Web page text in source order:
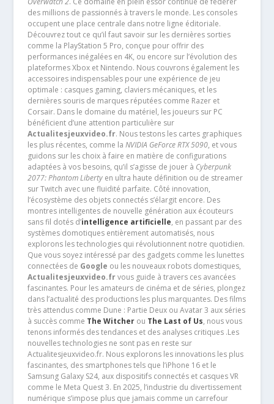
des millions de passionnés à travers le monde. Les consoles
occupent une place centrale dans notre ligne éditoriale.
Découvrez tout ce qu’il faut savoir sur les dernières sorties
comme la PlayStation 5 Pro, conçue pour offrir des
performances inégalées en 4K, ou encore sur l’évolution des
plateformes Xbox et Nintendo. Nous couvrons également les
accessoires indispensables pour une expérience de jeu
optimale : casques gaming, claviers mécaniques, et les
dernières souris de marques réputées comme Razer et
Corsair. Dans le domaine du matériel, les joueurs sur PC
bénéficient d’une attention particulière sur
Actualitesjeuxvideo.fr. Nous testons les cartes graphiques
les plus récentes, comme la NVIDIA GeForce RTX 5090, et vous
guidons sur les choix à faire en matière de configurations
adaptées à vos besoins, qu’il s’agisse de jouer à Cyberpunk
2077: Phantom Libertyen ultra haute définition ou de streamer
sur Twitch avec une fluidité parfaite. Côté innovation,
l’écosystème des objets connectés s’élargit encore. Des
montres intelligentes de nouvelle génération aux écouteurs
sans fil dotés d’intelligence artificielle, en passant par des
systèmes domotiques entièrement automatisés, nous
explorons les technologies qui révolutionnent notre quotidien.
Que vous soyez intéressé par des gadgets comme les lunettes
connectées de Google ou les nouveaux robots domestiques,
Actualitesjeuxvideo.frvous guide à travers ces avancées
fascinantes. Pour les amateurs de cinéma et de séries, plongez
dans l’actualité des productions les plus marquantes. Des films
très attendus comme Dune : Partie Deux ou Avatar 3 aux séries
à succès comme The Witcherou The Last of Us, nous vous
tenons informés des tendances et des analyses critiques .Les
nouvelles technologies ne sont pas en reste sur
Actualitesjeuxvideo.fr. Nous explorons les innovations les plus
fascinantes, des smartphones tels que l’iPhone 16 et le
Samsung Galaxy S24, aux dispositifs connectés et casques VR
comme le Meta Quest 3. En 2025, l’industrie du divertissement
numérique s’impose plus que jamais comme un carrefour